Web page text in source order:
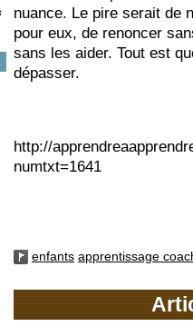
nuance. Le pire serait de
pour eux, de renoncer
sans les aider. Tout est
dépasser.
http://
numtxt=1641
enfants apprentissage